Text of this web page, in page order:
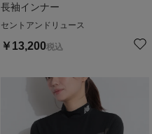
長袖インナー
セントアンドリュース
￥ 13,200税込